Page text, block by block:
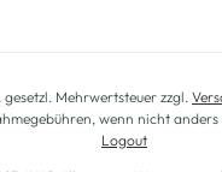
gesetzl. Mehrwertsteuer zzgl.
wenn nicht anders
Logout